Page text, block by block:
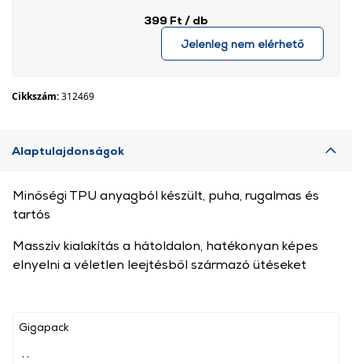
399 Ft / db
Jelenleg nem elérhető
Cikkszám:312469
Alaptulajdonságok
Gigapack
Minőségi TPU anyagból készült, puha, rugalmas és
tartós
Masszív kialakítás a hátoldalon, hatékonyan képes
elnyelni a véletlen leejtésből származó ütéseket